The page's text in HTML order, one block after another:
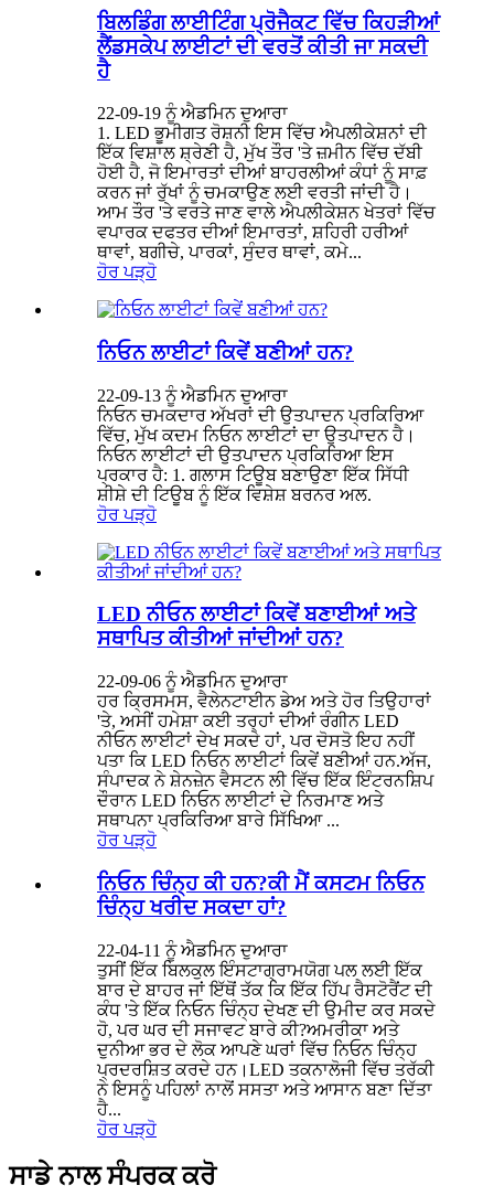
ਬਿਲਡਿੰਗ ਲਾਈਟਿੰਗ ਪ੍ਰੋਜੈਕਟ ਵਿੱਚ ਕਿਹੜੀਆਂ
ਲੈਂਡਸਕੇਪ ਲਾਈਟਾਂ ਦੀ ਵਰਤੋਂ ਕੀਤੀ ਜਾ ਸਕਦੀ
ਹੈ
22-09-19 ਨੂੰ ਐਡਮਿਨ ਦੁਆਰਾ
1. LED ਭੂਮੀਗਤ ਰੋਸ਼ਨੀ ਇਸ ਵਿੱਚ ਐਪਲੀਕੇਸ਼ਨਾਂ ਦੀ
ਇੱਕ ਵਿਸ਼ਾਲ ਸ਼੍ਰੇਣੀ ਹੈ, ਮੁੱਖ ਤੌਰ 'ਤੇ ਜ਼ਮੀਨ ਵਿੱਚ ਦੱਬੀ
ਹੋਈ ਹੈ, ਜੋ ਇਮਾਰਤਾਂ ਦੀਆਂ ਬਾਹਰਲੀਆਂ ਕੰਧਾਂ ਨੂੰ ਸਾਫ਼
ਕਰਨ ਜਾਂ ਰੁੱਖਾਂ ਨੂੰ ਚਮਕਾਉਣ ਲਈ ਵਰਤੀ ਜਾਂਦੀ ਹੈ।
ਆਮ ਤੌਰ 'ਤੇ ਵਰਤੇ ਜਾਣ ਵਾਲੇ ਐਪਲੀਕੇਸ਼ਨ ਖੇਤਰਾਂ ਵਿੱਚ
ਵਪਾਰਕ ਦਫਤਰ ਦੀਆਂ ਇਮਾਰਤਾਂ, ਸ਼ਹਿਰੀ ਹਰੀਆਂ
ਥਾਵਾਂ, ਬਗੀਚੇ, ਪਾਰਕਾਂ, ਸੁੰਦਰ ਥਾਵਾਂ, ਕਮੇ...
ਹੋਰ ਪੜ੍ਹੋ
ਨਿਓਨ ਲਾਈਟਾਂ ਕਿਵੇਂ ਬਣੀਆਂ ਹਨ?
22-09-13 ਨੂੰ ਐਡਮਿਨ ਦੁਆਰਾ
ਨਿਓਨ ਚਮਕਦਾਰ ਅੱਖਰਾਂ ਦੀ ਉਤਪਾਦਨ ਪ੍ਰਕਿਰਿਆ
ਵਿੱਚ, ਮੁੱਖ ਕਦਮ ਨਿਓਨ ਲਾਈਟਾਂ ਦਾ ਉਤਪਾਦਨ ਹੈ।
ਨਿਓਨ ਲਾਈਟਾਂ ਦੀ ਉਤਪਾਦਨ ਪ੍ਰਕਿਰਿਆ ਇਸ
ਪ੍ਰਕਾਰ ਹੈ: 1. ਗਲਾਸ ਟਿਊਬ ਬਣਾਉਣਾ ਇੱਕ ਸਿੱਧੀ
ਸ਼ੀਸ਼ੇ ਦੀ ਟਿਊਬ ਨੂੰ ਇੱਕ ਵਿਸ਼ੇਸ਼ ਬਰਨਰ ਅਲ.
ਹੋਰ ਪੜ੍ਹੋ
LED ਨੀਓਨ ਲਾਈਟਾਂ ਕਿਵੇਂ ਬਣਾਈਆਂ ਅਤੇ
ਸਥਾਪਿਤ ਕੀਤੀਆਂ ਜਾਂਦੀਆਂ ਹਨ?
22-09-06 ਨੂੰ ਐਡਮਿਨ ਦੁਆਰਾ
ਹਰ ਕ੍ਰਿਸਮਸ, ਵੈਲੇਨਟਾਈਨ ਡੇਅ ਅਤੇ ਹੋਰ ਤਿਉਹਾਰਾਂ
'ਤੇ, ਅਸੀਂ ਹਮੇਸ਼ਾ ਕਈ ਤਰ੍ਹਾਂ ਦੀਆਂ ਰੰਗੀਨ LED
ਨੀਓਨ ਲਾਈਟਾਂ ਦੇਖ ਸਕਦੇ ਹਾਂ, ਪਰ ਦੋਸਤੋ ਇਹ ਨਹੀਂ
ਪਤਾ ਕਿ LED ਨਿਓਨ ਲਾਈਟਾਂ ਕਿਵੇਂ ਬਣੀਆਂ ਹਨ.ਅੱਜ,
ਸੰਪਾਦਕ ਨੇ ਸ਼ੇਨਜ਼ੇਨ ਵੈਸਟਨ ਲੀ ਵਿੱਚ ਇੱਕ ਇੰਟਰਨਸ਼ਿਪ
ਦੌਰਾਨ LED ਨਿਓਨ ਲਾਈਟਾਂ ਦੇ ਨਿਰਮਾਣ ਅਤੇ
ਸਥਾਪਨਾ ਪ੍ਰਕਿਰਿਆ ਬਾਰੇ ਸਿੱਖਿਆ ...
ਹੋਰ ਪੜ੍ਹੋ
ਨਿਓਨ ਚਿੰਨ੍ਹ ਕੀ ਹਨ?ਕੀ ਮੈਂ ਕਸਟਮ ਨਿਓਨ
ਚਿੰਨ੍ਹ ਖਰੀਦ ਸਕਦਾ ਹਾਂ?
22-04-11 ਨੂੰ ਐਡਮਿਨ ਦੁਆਰਾ
ਤੁਸੀਂ ਇੱਕ ਬਿਲਕੁਲ ਇੰਸਟਾਗ੍ਰਾਮਯੋਗ ਪਲ ਲਈ ਇੱਕ
ਬਾਰ ਦੇ ਬਾਹਰ ਜਾਂ ਇੱਥੋਂ ਤੱਕ ਕਿ ਇੱਕ ਹਿੱਪ ਰੈਸਟੋਰੈਂਟ ਦੀ
ਕੰਧ 'ਤੇ ਇੱਕ ਨਿਓਨ ਚਿੰਨ੍ਹ ਦੇਖਣ ਦੀ ਉਮੀਦ ਕਰ ਸਕਦੇ
ਹੋ, ਪਰ ਘਰ ਦੀ ਸਜਾਵਟ ਬਾਰੇ ਕੀ?ਅਮਰੀਕਾ ਅਤੇ
ਦੁਨੀਆ ਭਰ ਦੇ ਲੋਕ ਆਪਣੇ ਘਰਾਂ ਵਿੱਚ ਨਿਓਨ ਚਿੰਨ੍ਹ
ਪ੍ਰਦਰਸ਼ਿਤ ਕਰਦੇ ਹਨ।LED ਤਕਨਾਲੋਜੀ ਵਿੱਚ ਤਰੱਕੀ
ਨੇ ਇਸਨੂੰ ਪਹਿਲਾਂ ਨਾਲੋਂ ਸਸਤਾ ਅਤੇ ਆਸਾਨ ਬਣਾ ਦਿੱਤਾ
ਹੈ...
ਹੋਰ ਪੜ੍ਹੋ
ਸਾਡੇ ਨਾਲ ਸੰਪਰਕ ਕਰੋ